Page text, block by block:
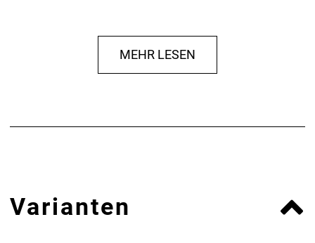
Passform für verbesserte Performance
- Materialtyp: Strick
MEHR LESEN
Varianten